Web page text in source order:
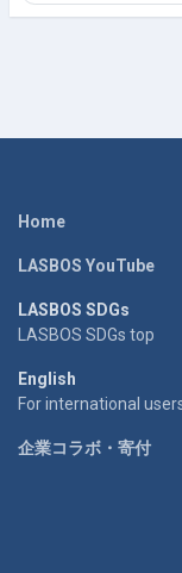
Home
LASBOS YouTube
LASBOS SDGs
LASBOS SDGs top
English
For international
企業コラボ・寄付